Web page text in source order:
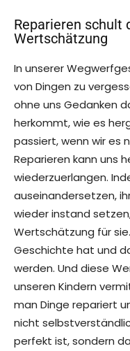
Reparieren schult
Wertschätzung
In unserer
von Dingen zu
ohne uns Gedanken
herkommt, wie es
passiert, wenn wir es
Reparieren kann uns
wiederzuerlangen.
auseinandersetzen,
wieder instand
Wertschätzung für
Geschichte hat und
werden. Und diese
unseren Kindern
man Dinge repariert
nicht
perfekt ist, sondern